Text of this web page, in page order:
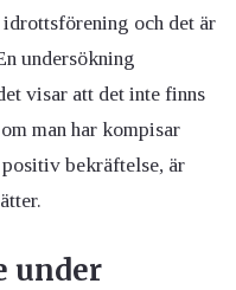
och det är
undersökning
visar att det inte finns
man har kompisar
bekräftelse, är
under